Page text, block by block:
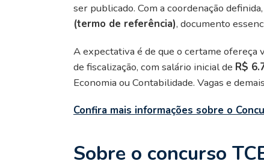
ser publicado. Com a coordenação
(termo de referência), documento
A expectativa é de que o certame ofereça
de fiscalização, com salário inicial de R$
Economia ou Contabilidade. Vagas e
Confira mais informações sobre o
Sobre o concurso